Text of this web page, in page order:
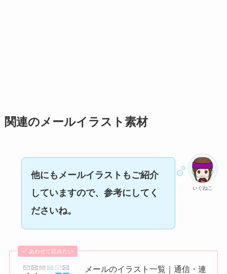
関連のメールイラスト素材
いぐねこ
他にもメールイラストもご紹介
していますので、参考にしてく
ださいね。
あわせて読みたい
メールのイラスト一覧｜通信・連